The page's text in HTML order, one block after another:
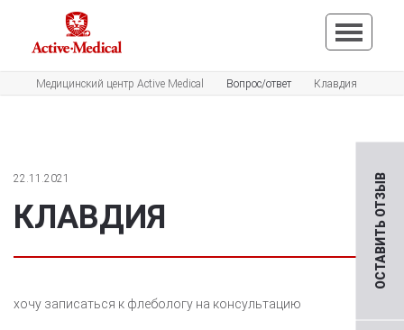
ОСТАВИТЬ ОТЗЫВ
Медицинский центр Active Medical Вопрос/ответ Клавдия
22.11.2021
КЛАВДИЯ
хочу записаться к флебологу на консультацию